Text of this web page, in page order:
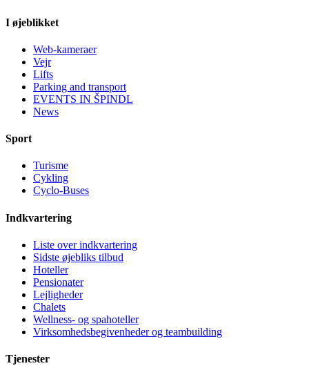
I øjeblikket
Web-kameraer
Vejr
Lifts
Parking and transport
EVENTS IN ŠPINDL
News
Sport
Turisme
Cykling
Cyclo-Buses
Indkvartering
Liste over indkvartering
Sidste øjebliks tilbud
Hoteller
Pensionater
Lejligheder
Chalets
Wellness- og spahoteller
Virksomhedsbegivenheder og teambuilding
Tjenester